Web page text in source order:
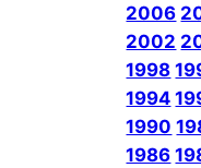
2006
2002
1998
1994
1990
1986